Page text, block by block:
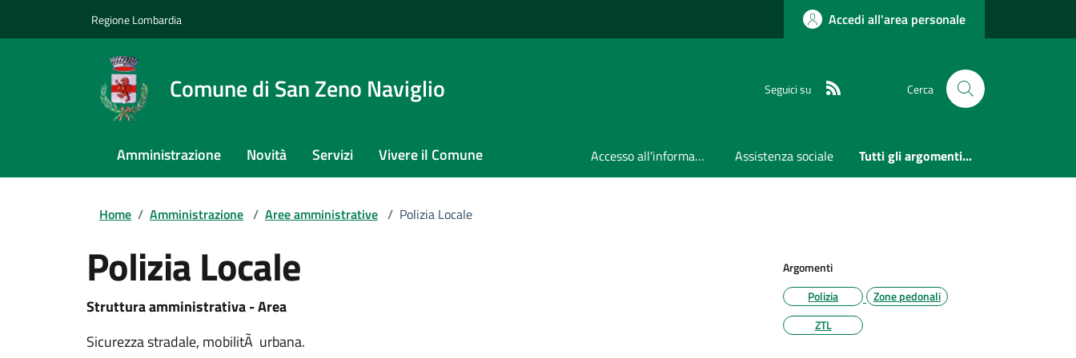
Regione Lombardia Accedi all'area personale
Comune di San Zeno Naviglio Seguici su Cerca
Amministrazione Novità Servizi Vivere il Comune Accesso all'informazione Assistenza sociale Tutti gli argomenti...
Home / Amministrazione / Aree amministrative / Polizia Locale
Polizia Locale
Struttura amministrativa - Area
Sicurezza stradale, mobilitÃ urbana.
Argomenti
Polizia
Zone pedonali
ZTL